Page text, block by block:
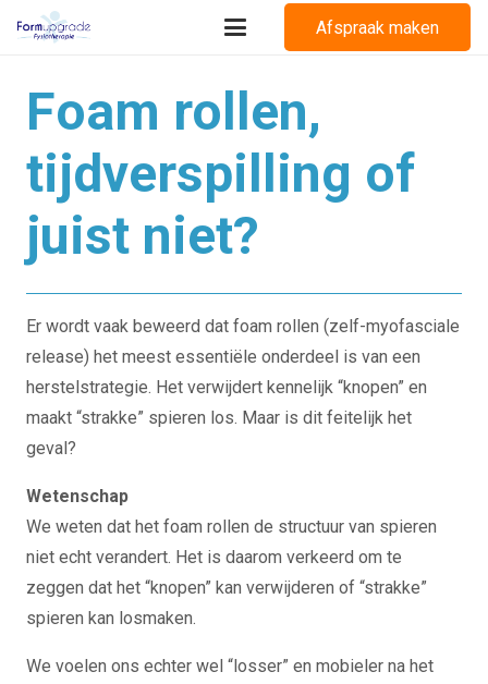
Afspraak maken
Foam rollen,
tijdverspilling of
juist niet?
Er wordt vaak beweerd dat foam rollen (zelf-myofasciale
release) het meest essentiële onderdeel is van een
herstelstrategie. Het verwijdert kennelijk “knopen” en
maakt “strakke” spieren los. Maar is dit feitelijk het
geval?
Wetenschap
We weten dat het foam rollen de structuur van spieren
niet echt verandert. Het is daarom verkeerd om te
zeggen dat het “knopen” kan verwijderen of “strakke”
spieren kan losmaken.
We voelen ons echter wel “losser” en mobieler na het